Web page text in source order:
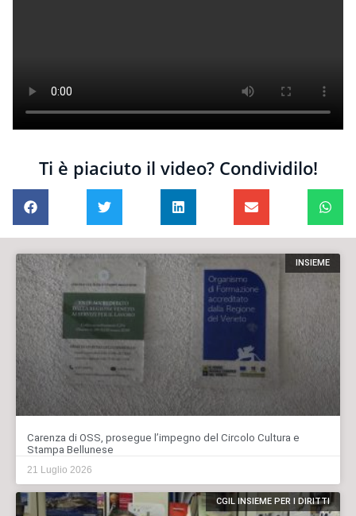
Ti è piaciuto il video? Condividilo!
INSIEME
Carenza di OSS, prosegue l’impegno del Circolo Cultura e
Stampa Bellunese
21 Luglio 2026
CGIL INSIEME PER I DIRITTI